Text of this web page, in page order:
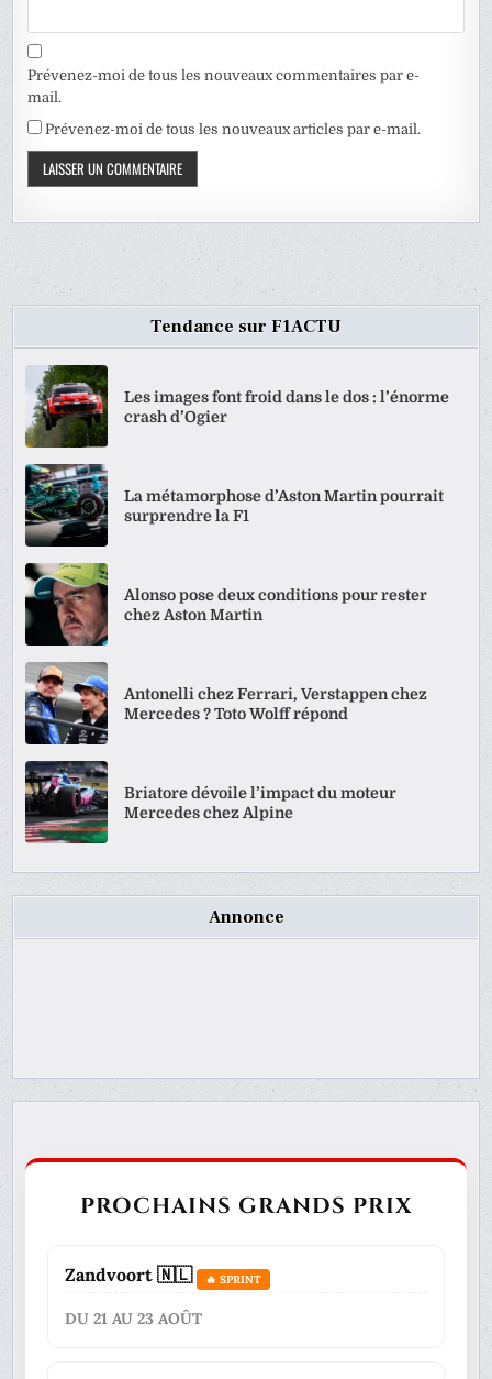
Prévenez-moi de tous les nouveaux commentaires par e-
mail.
Prévenez-moi de tous les nouveaux articles par e-mail.
Tendance sur F1ACTU
Les images font froid dans le dos : l’énorme
crash d’Ogier
La métamorphose d’Aston Martin pourrait
surprendre la F1
Alonso pose deux conditions pour rester
chez Aston Martin
Antonelli chez Ferrari, Verstappen chez
Mercedes ? Toto Wolff répond
Briatore dévoile l’impact du moteur
Mercedes chez Alpine
Annonce
PROCHAINS GRANDS PRIX
Zandvoort 🇳🇱 🔥 SPRINT
DU 21 AU 23 AOÛT